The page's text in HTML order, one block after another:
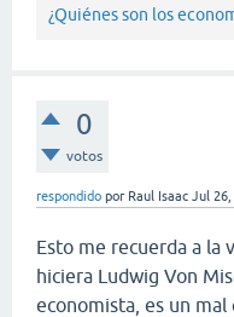
¿Quiénes son los
0
votos
respondido por Raul Isaac Jul 26,
Esto me recuerda a la
hiciera Ludwig Von
economista, es un mal